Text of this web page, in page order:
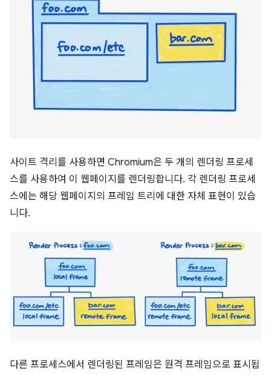
사이트 격리를 사용하면 Chromium은 두 개의 렌더링 프로세
스를 사용하여 이 웹페이지를 렌더링합니다. 각 렌더링 프로세
스에는 해당 웹페이지의 프레임 트리에 대한 자체 표현이 있습
니다.
다른 프로세스에서 렌더링된 프레임은 원격 프레임으로 표시됩